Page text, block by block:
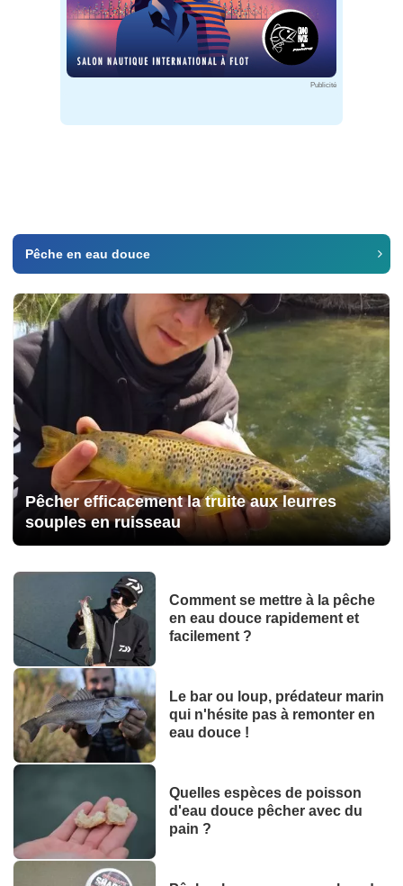
Publicité
Pêche en eau douce
Pêcher efficacement la truite aux leurres
souples en ruisseau
Comment se mettre à la pêche
en eau douce rapidement et
facilement ?
Le bar ou loup, prédateur marin
qui n'hésite pas à remonter en
eau douce !
Quelles espèces de poisson
d'eau douce pêcher avec du
pain ?